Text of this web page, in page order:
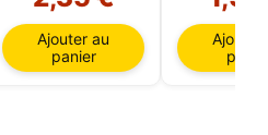
Ajouter au
panier
Ajouter